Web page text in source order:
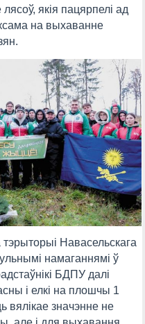
якія пацярпелі ад
на выхаванне
Навасельскага
намаганнямі ў
БДПУ далі
і елкі на плошчы 1
вялікае значэнне не